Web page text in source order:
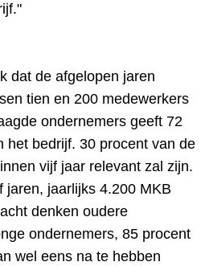
dat de afgelopen jaren
tien en 200 medewerkers
ondernemers geeft 72
het bedrijf. 30 procent van de
vijf jaar relevant zal zijn.
jaren, jaarlijks 4.200 MKB
denken oudere
ondernemers, 85 procent
wel eens na te hebben